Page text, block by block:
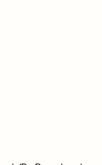
Dit gebeurt in
kaarten meer